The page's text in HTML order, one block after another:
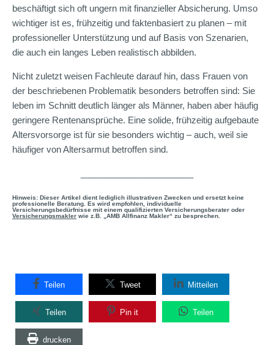
beschäftigt sich oft ungern mit finanzieller Absicherung. Umso
wichtiger ist es, frühzeitig und faktenbasiert zu planen – mit
professioneller Unterstützung und auf Basis von Szenarien,
die auch ein langes Leben realistisch abbilden.
Nicht zuletzt weisen Fachleute darauf hin, dass Frauen von
der beschriebenen Problematik besonders betroffen sind: Sie
leben im Schnitt deutlich länger als Männer, haben aber häufig
geringere Rentenansprüche. Eine solide, frühzeitig aufgebaute
Altersvorsorge ist für sie besonders wichtig – auch, weil sie
häufiger von Altersarmut betroffen sind.
Hinweis: Dieser Artikel dient lediglich illustrativen Zwecken und ersetzt keine
professionelle Beratung. Es wird empfohlen, individuelle
Versicherungsbedürfnisse mit einem qualifizierten Versicherungsberater oder
Versicherungsmakler wie z.B. „AMB Allfinanz Makler“ zu besprechen.
Teilen Tweet Mitteilen
Teilen Pin it Teilen
drucken